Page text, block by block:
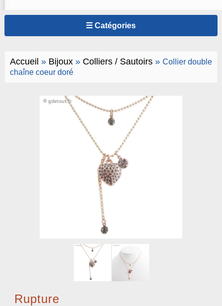
☰ Catégories
Accueil » Bijoux» Colliers / Sautoirs» Collier double
chaîne coeur doré
Rupture